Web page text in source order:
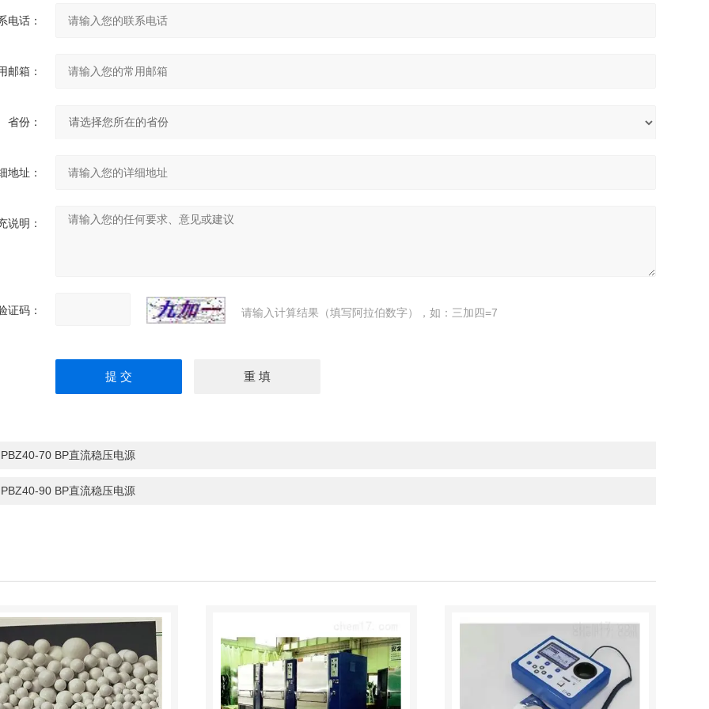
电话：
邮箱：
省份：
地址：
说明：
证码： 请输入计算结果（填写阿拉伯数字），如：三加四=7
PBZ40-70 BP直流稳压电源
PBZ40-90 BP直流稳压电源